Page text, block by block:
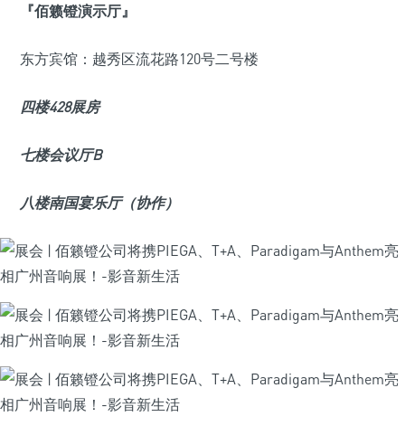
『佰籁镫演示厅』
东方宾馆：越秀区流花路120号二号楼
四楼428展房
七楼会议厅B
八楼南国宴乐厅（协作）